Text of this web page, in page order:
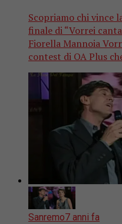
Scopriamo chi vince
finale di “Vorrei
Fiorella Mannoia
contest di OA Plus
Sanremo7 anni fa